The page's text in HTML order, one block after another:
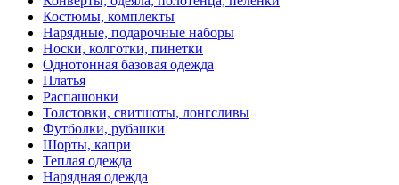
Костюмы, комплекты
Нарядные, подарочные наборы
Носки, колготки, пинетки
Однотонная базовая одежда
Платья
Распашонки
Толстовки, свитшоты, лонгсливы
Футболки, рубашки
Шорты, капри
Теплая одежда
Нарядная одежда